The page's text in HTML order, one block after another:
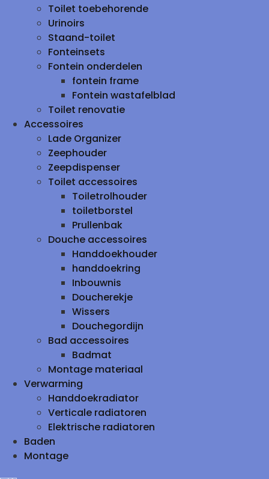
Toilet toebehorende
Urinoirs
Staand-toilet
Fonteinsets
Fontein onderdelen
fontein frame
Fontein wastafelblad
Toilet renovatie
Accessoires
Lade Organizer
Zeephouder
Zeepdispenser
Toilet accessoires
Toiletrolhouder
toiletborstel
Prullenbak
Douche accessoires
Handdoekhouder
handdoekring
Inbouwnis
Doucherekje
Wissers
Douchegordijn
Bad accessoires
Badmat
Montage materiaal
Verwarming
Handdoekradiator
Verticale radiatoren
Elektrische radiatoren
Baden
Montage